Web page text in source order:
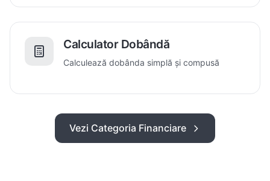
Calculator Dobândă
Calculează dobânda simplă și compusă
Vezi Categoria Financiare